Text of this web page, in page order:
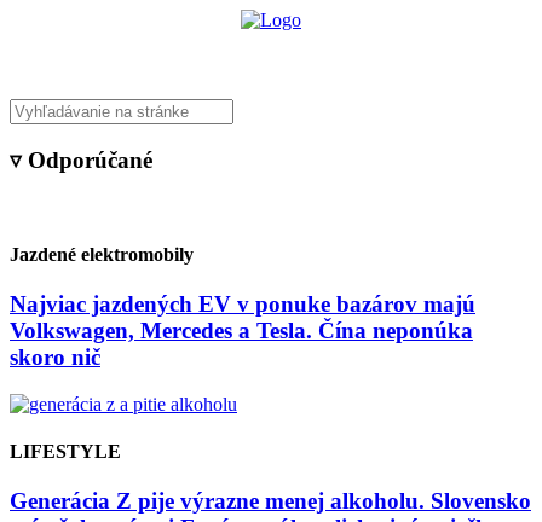
▿ Odporúčané
Jazdené elektromobily
Najviac jazdených EV v ponuke bazárov majú
Volkswagen, Mercedes a Tesla. Čína neponúka
skoro nič
LIFESTYLE
Generácia Z pije výrazne menej alkoholu. Slovensko